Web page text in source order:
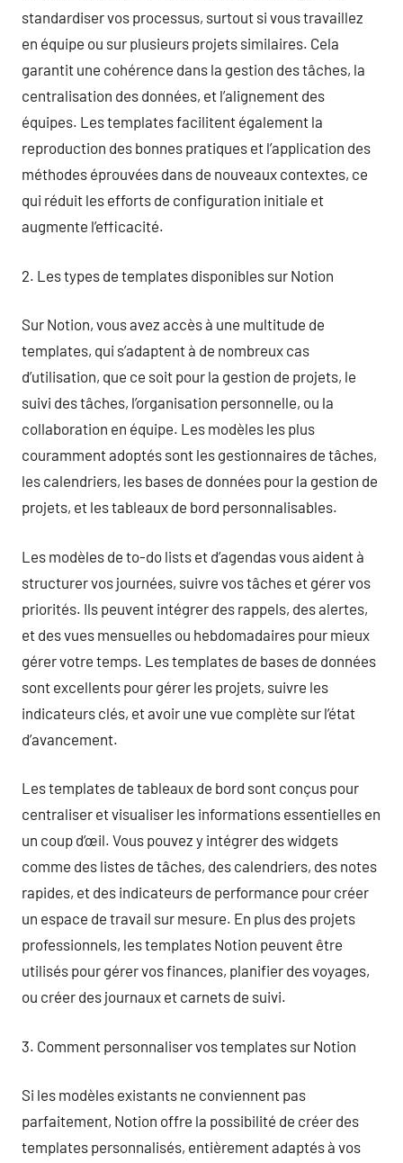
standardiser vos processus, surtout si vous travaillez
en équipe ou sur plusieurs projets similaires. Cela
garantit une cohérence dans la gestion des tâches, la
centralisation des données, et l’alignement des
équipes. Les templates facilitent également la
reproduction des bonnes pratiques et l’application des
méthodes éprouvées dans de nouveaux contextes, ce
qui réduit les efforts de configuration initiale et
augmente l’efficacité.
2. Les types de templates disponibles sur Notion
Sur Notion, vous avez accès à une multitude de
templates, qui s’adaptent à de nombreux cas
d’utilisation, que ce soit pour la gestion de projets, le
suivi des tâches, l’organisation personnelle, ou la
collaboration en équipe. Les modèles les plus
couramment adoptés sont les gestionnaires de tâches,
les calendriers, les bases de données pour la gestion de
projets, et les tableaux de bord personnalisables.
Les modèles de to-do lists et d’agendas vous aident à
structurer vos journées, suivre vos tâches et gérer vos
priorités. Ils peuvent intégrer des rappels, des alertes,
et des vues mensuelles ou hebdomadaires pour mieux
gérer votre temps. Les templates de bases de données
sont excellents pour gérer les projets, suivre les
indicateurs clés, et avoir une vue complète sur l’état
d’avancement.
Les templates de tableaux de bord sont conçus pour
centraliser et visualiser les informations essentielles en
un coup d’œil. Vous pouvez y intégrer des widgets
comme des listes de tâches, des calendriers, des notes
rapides, et des indicateurs de performance pour créer
un espace de travail sur mesure. En plus des projets
professionnels, les templates Notion peuvent être
utilisés pour gérer vos finances, planifier des voyages,
ou créer des journaux et carnets de suivi.
3. Comment personnaliser vos templates sur Notion
Si les modèles existants ne conviennent pas
parfaitement, Notion offre la possibilité de créer des
templates personnalisés, entièrement adaptés à vos